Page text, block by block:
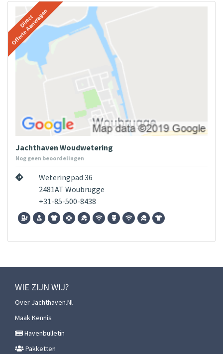
Jachthaven Woudwetering
Nog geen beoordelingen
Weteringpad 36
2481AT Woubrugge
+31-85-500-8438
WIE ZIJN WIJ?
Over Jachthaven.nl
Maak Kennis
Havenbulletin
Pakketten